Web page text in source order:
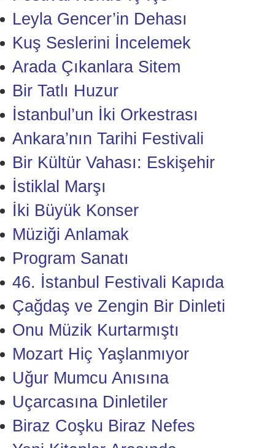
Leyla Gencer’in Dehası
Kuş Seslerini İncelemek
Arada Çıkanlara Sitem
Bir Tatlı Huzur
İstanbul’un İki Orkestrası
Ankara’nın Tarihi Festivali
Bir Kültür Vahası: Eskişehir
İstiklal Marşı
İki Büyük Konser
Müziği Anlamak
Program Sanatı
46. İstanbul Festivali Kapıda
Çağdaş ve Zengin Bir Dinleti
Onu Müzik Kurtarmıştı
Mozart Hiç Yaşlanmıyor
Uğur Mumcu Anısına
Uçarcasına Dinletiler
Biraz Coşku Biraz Nefes